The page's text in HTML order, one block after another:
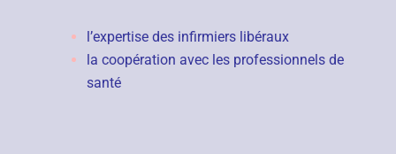
l’expertise des infirmiers libéraux
la coopération avec les professionnels de
santé